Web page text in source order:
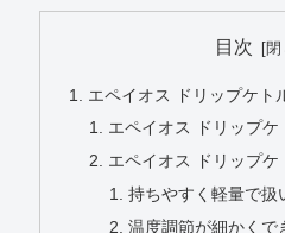
目次
エペイオス ドリップケト
エペイオス ドリップケ
エペイオス ドリップ
持ちやすく軽量で扱
温度調節が細かくで